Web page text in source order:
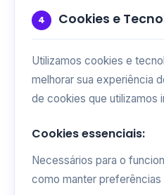
4 Cookies e
Utilizamos cookies e
melhorar sua experiência
de cookies que utilizamos
Cookies essenciais:
Necessários para o
como manter